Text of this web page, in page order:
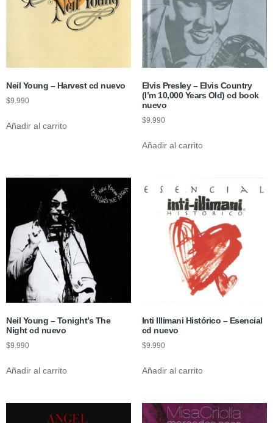
Neil Young – Harvest cd nuevo
$9.990
Añadir al carrito
Elvis Presley – Elvis Country
(I’m 10,000 Years Old) cd book
nuevo
$9.990
Añadir al carrito
Neil Young – Tonight’s The
Night cd nuevo
$9.990
Añadir al carrito
Inti Illimani Histórico – Esencial
cd nuevo
$9.990
Añadir al carrito